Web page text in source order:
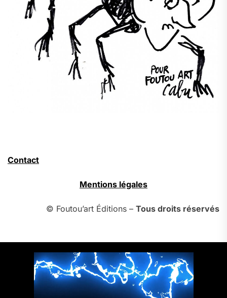
Contact
Mentions légales
© Foutou’art Éditions – Tous droits réservés